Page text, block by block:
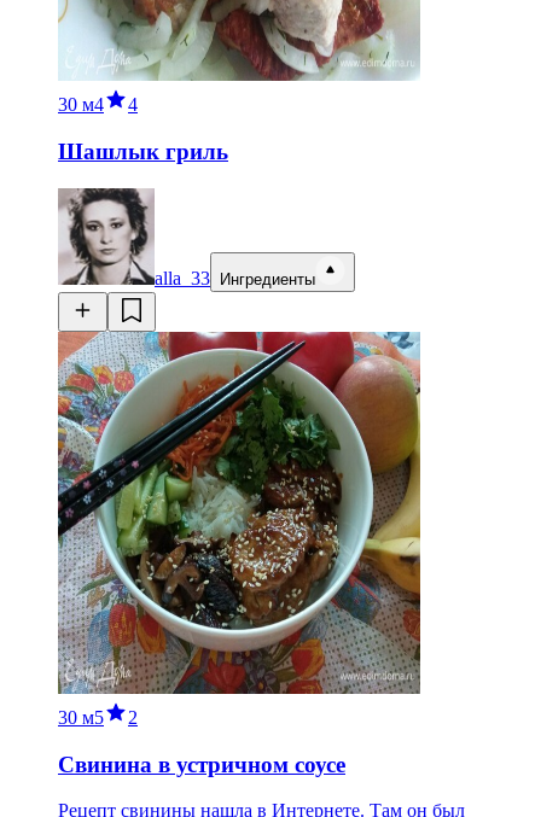
30 м4 4
Шашлык гриль
alla_33 Ингредиенты
30 м5 2
Свинина в устричном соусе
Рецепт свинины нашла в Интернете. Там он был